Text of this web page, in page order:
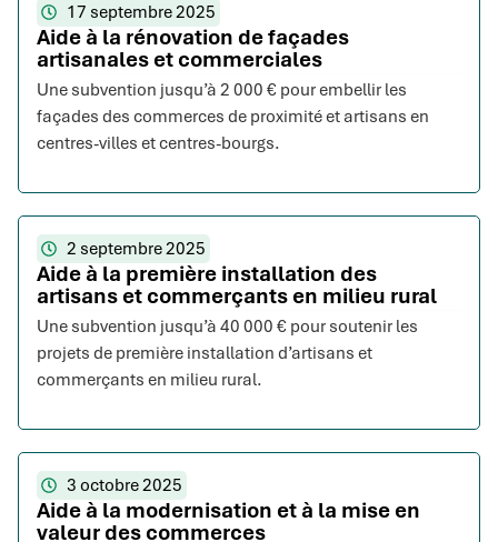
17 septembre 2025
Aide à la rénovation de façades
artisanales et commerciales
Une subvention jusqu’à 2 000 € pour embellir les
façades des commerces de proximité et artisans en
centres-villes et centres-bourgs.
2 septembre 2025
Aide à la première installation des
artisans et commerçants en milieu rural
Une subvention jusqu’à 40 000 € pour soutenir les
projets de première installation d’artisans et
commerçants en milieu rural.
3 octobre 2025
Aide à la modernisation et à la mise en
valeur des commerces